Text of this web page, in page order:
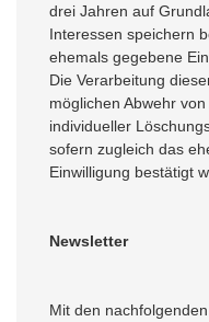
drei Jahren auf
Interessen speichern
ehemals gegebene
Die Verarbeitung
möglichen Abwehr
individueller
sofern zugleich das
Einwilligung bestätigt
Newsletter
Mit den